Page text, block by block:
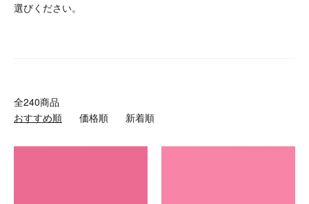
選びください。
全240商品
おすすめ順
価格順 新着順